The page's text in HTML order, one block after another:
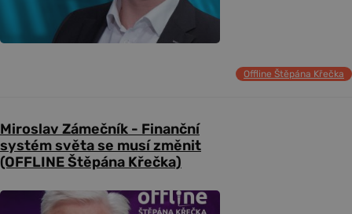
Offline Štěpána Křečka
Miroslav Zámečník - Finanční
systém světa se musí změnit
(OFFLINE Štěpána Křečka)